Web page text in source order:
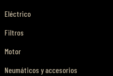
Eléctrico
Filtros
Motor
Neumáticos y accesorios